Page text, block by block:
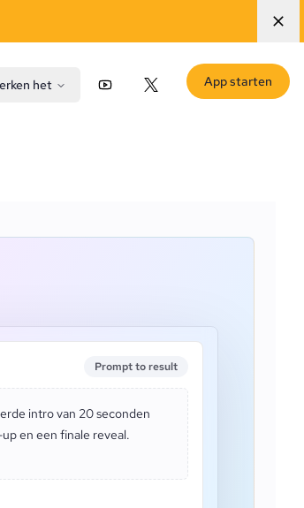
het YouTubeX (Twitter)
App starten
Prompt to result
intro van 20 seconden
en een finale reveal.